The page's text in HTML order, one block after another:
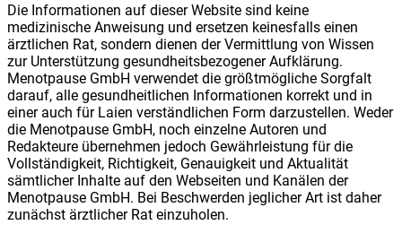
Die Informationen auf dieser Website sind keine
medizinische Anweisung und ersetzen keinesfalls einen
ärztlichen Rat, sondern dienen der Vermittlung von Wissen
zur Unterstützung gesundheitsbezogener Aufklärung.
Menotpause GmbH verwendet die größtmögliche Sorgfalt
darauf, alle gesundheitlichen Informationen korrekt und in
einer auch für Laien verständlichen Form darzustellen. Weder
die Menotpause GmbH, noch einzelne Autoren und
Redakteure übernehmen jedoch Gewährleistung für die
Vollständigkeit, Richtigkeit, Genauigkeit und Aktualität
sämtlicher Inhalte auf den Webseiten und Kanälen der
Menotpause GmbH. Bei Beschwerden jeglicher Art ist daher
zunächst ärztlicher Rat einzuholen.